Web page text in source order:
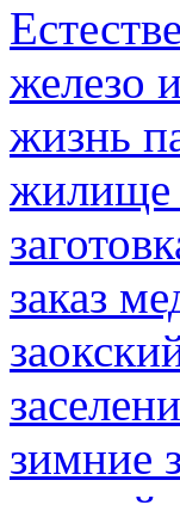
железо
жизнь
жилище
заказ
зимние